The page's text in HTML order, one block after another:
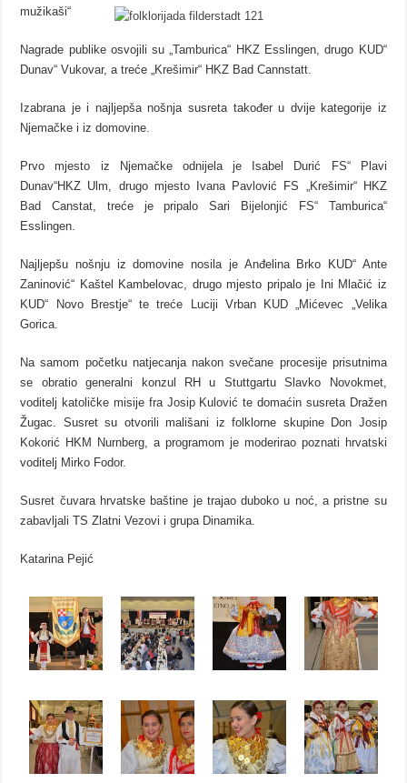
mužikaši“
Nagrade publike osvojili su „Tamburica“ HKZ Esslingen, drugo KUD“
Dunav“ Vukovar, a treće „Krešimir“ HKZ Bad Cannstatt.
Izabrana je i najljepša nošnja susreta također u dvije kategorije iz
Njemačke i iz domovine.
Prvo mjesto iz Njemačke odnijela je Isabel Durić FS“ Plavi
Dunav“HKZ Ulm, drugo mjesto Ivana Pavlović FS „Krešimir“ HKZ
Bad Canstat, treće je pripalo Sari Bijelonjić FS“ Tamburica“
Esslingen.
Najljepšu nošnju iz domovine nosila je Anđelina Brko KUD“ Ante
Zaninović“ Kaštel Kambelovac, drugo mjesto pripalo je Ini Mlačić iz
KUD“ Novo Brestje“ te treće Luciji Vrban KUD „Mićevec „Velika
Gorica.
Na samom početku natjecanja nakon svečane procesije prisutnima
se obratio generalni konzul RH u Stuttgartu Slavko Novokmet,
voditelj katoličke misije fra Josip Kulović te domaćin susreta Dražen
Žugac. Susret su otvorili mališani iz folklorne skupine Don Josip
Kokorić HKM Nurnberg, a programom je moderirao poznati hrvatski
voditelj Mirko Fodor.
Susret čuvara hrvatske baštine je trajao duboko u noć, a pristne su
zabavljali TS Zlatni Vezovi i grupa Dinamika.
Katarina Pejić